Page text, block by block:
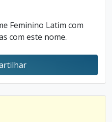
Feminino Latim com
com este nome.